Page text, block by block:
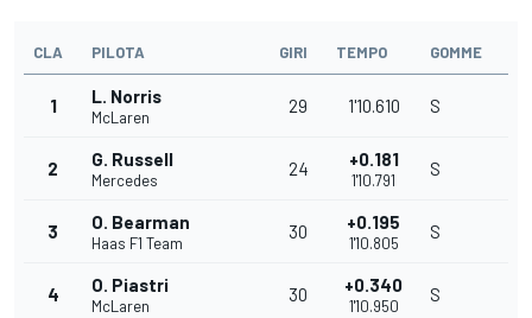
CLA PILOTA GIRI TEMPO GOMME
1 L. Norris
McLaren
29 1'10.610 S
2 G. Russell
Mercedes
24 +0.181
1'10.791
S
3 O. Bearman
Haas F1 Team
30 +0.195
1'10.805
S
4 O. Piastri
McLaren
30 +0.340
1'10.950
S